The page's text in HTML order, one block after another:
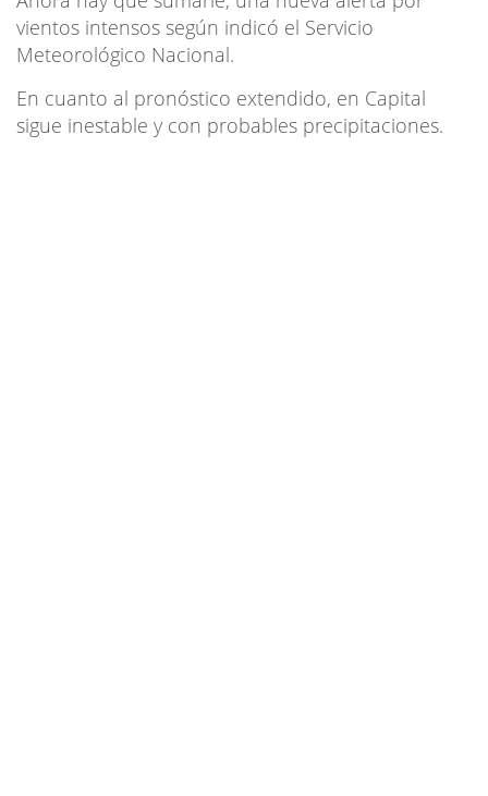
vientos intensos según indicó el Servicio
Meteorológico Nacional.
En cuanto al pronóstico extendido, en Capital
sigue inestable y con probables precipitaciones.